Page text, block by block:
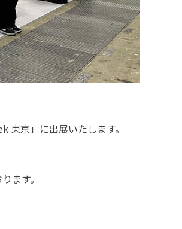
東京」に出展いたします。
ます。